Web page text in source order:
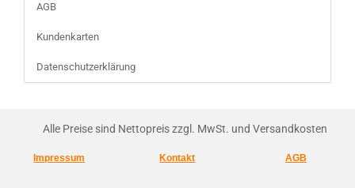
AGB
Kundenkarten
Datenschutzerklärung
Alle Preise sind Nettopreis zzgl. MwSt. und Versandkosten
Impressum Kontakt AGB